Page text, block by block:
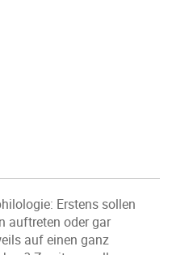
Erstens sollen
auftreten oder gar
auf einen ganz